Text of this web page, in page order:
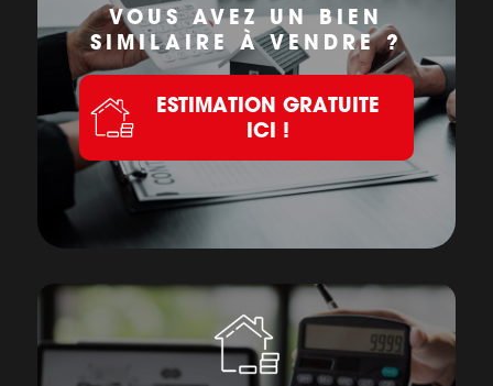
VOUS AVEZ UN BIEN
SIMILAIRE À VENDRE ?
ESTIMATION GRATUITE
ICI !